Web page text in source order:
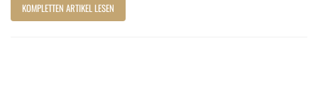
KOMPLETTEN ARTIKEL LESEN